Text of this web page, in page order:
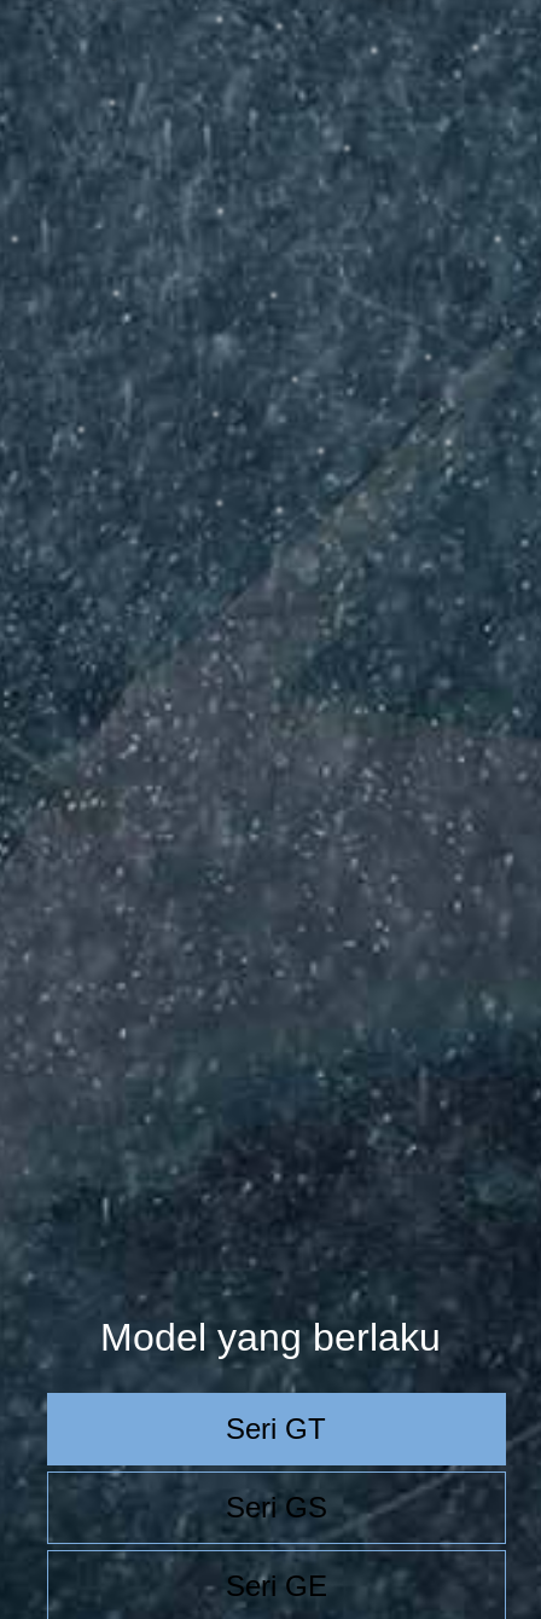
Model yang berlaku
Seri GT
Seri GS
Seri GE